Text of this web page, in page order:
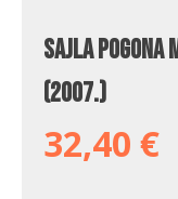
Sajla pogona
(2007.)
32,40 €